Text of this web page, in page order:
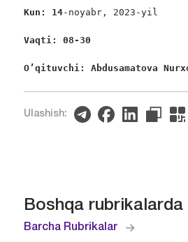
Kun: 14-noyabr, 2023-yil
Vaqti: 08-30
O’qituvchi: Abdusamatova
Ulashish:
Boshqa rubrikalarda
Barcha Rubrikalar